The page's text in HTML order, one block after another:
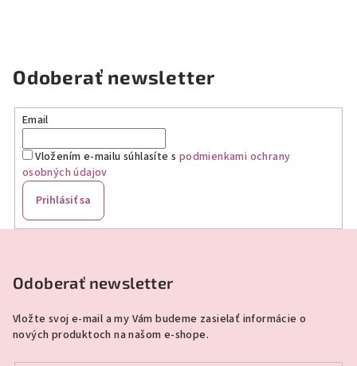
Odoberať newsletter
Email
Vložením e-mailu súhlasíte s podmienkami ochrany
osobných údajov
Prihlásiť sa
Odoberať newsletter
Vložte svoj e-mail a my Vám budeme zasielať informácie o
nových produktoch na našom e-shope.